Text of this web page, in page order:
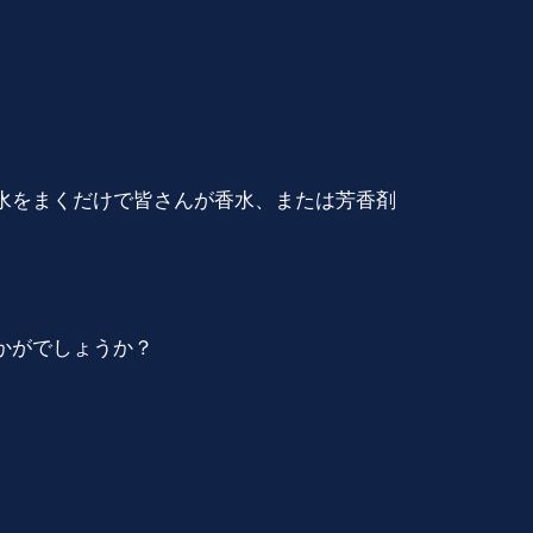
まくだけで皆さんが香水、または芳香剤
がでしょうか？